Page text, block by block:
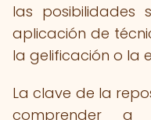
las posibilidades
aplicación de
la gelificación o la
La clave de la
comprender a